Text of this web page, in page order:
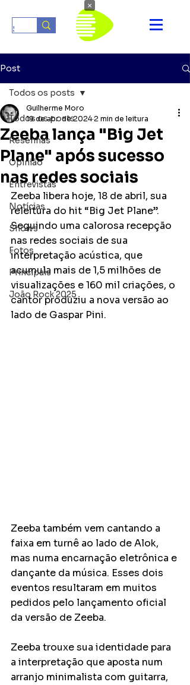
Post
Todos os posts
Resenhas
Opinião
Entrevistas
Notícias
Shows
Fotos
Principais
João Rock 2025
Todos os posts
Zeeba lança "Big Jet
Plane" após sucesso
nas redes sociais
Guilherme Moro
19 de abr. de 2024 2 min de leitura
Zeeba libera hoje, 18 de abril, sua
releitura do hit “Big Jet Plane”.
Seguindo uma calorosa recepção
nas redes sociais de sua
interpretação acústica, que
acumula mais de 1,5 milhões de
visualizações e 160 mil criações, o
cantor produziu a nova versão ao
lado de Gaspar Pini.
Zeeba também vem cantando a
faixa em turnê ao lado de Alok,
mas numa encarnação eletrônica e
dançante da música. Esses dois
eventos resultaram em muitos
pedidos pelo lançamento oficial
da versão de Zeeba.
Zeeba trouxe sua identidade para
a interpretação que aposta num
arranjo minimalista com guitarra,
×